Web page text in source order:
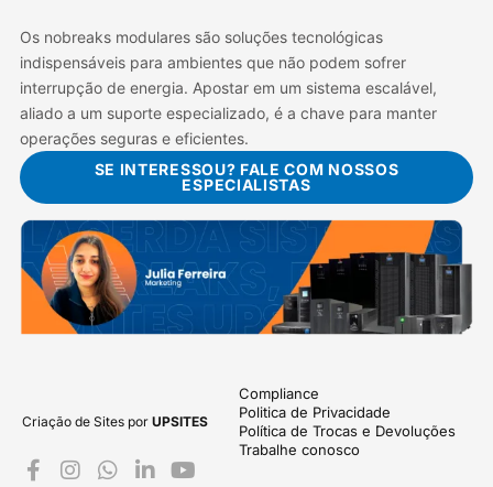
Os nobreaks modulares são soluções tecnológicas
indispensáveis para ambientes que não podem sofrer
interrupção de energia. Apostar em um sistema escalável,
aliado a um suporte especializado, é a chave para manter
operações seguras e eficientes.
SE INTERESSOU? FALE COM NOSSOS
ESPECIALISTAS
Criação de Sites por UPSITES
Compliance
Politica de Privacidade
Política de Trocas e Devoluções
Trabalhe conosco
F
I
W
L
Y